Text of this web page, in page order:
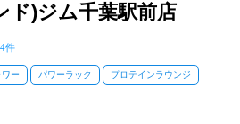
ド)ジム千葉駅前店
4件
ワー パワーラック プロテインラウンジ